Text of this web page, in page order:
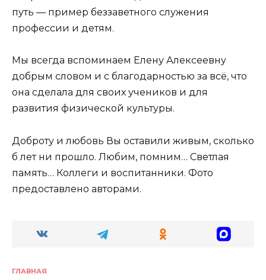
путь — пример беззаветного служения
профессии и детям.
Мы всегда вспоминаем Елену Алексеевну
добрым словом и с благодарностью за всё, что
она сделала для своих учеников и для
развития физической культуры.
Доброту и любовь Вы оставили живым, сколько
б лет ни прошло. Любим, помним… Светлая
память… Коллеги и воспитанники. Фото
предоставлено авторами.
ГЛАВНАЯ